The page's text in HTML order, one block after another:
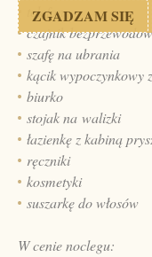
telefon
czajnik
szafę na ubrania
kącik wypoczynkowy
biurko
stojak na walizki
łazienkę z kabiną
ręczniki
kosmetyki
suszarkę do włosów
W cenie noclegu:
ZGADZAM SIĘ